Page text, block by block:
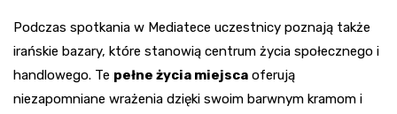
Podczas spotkania w Mediatece uczestnicy poznają także
irańskie bazary, które stanowią centrum życia społecznego i
handlowego. Te pełne życia miejsca oferują
niezapomniane wrażenia dzięki swoim barwnym kramom i